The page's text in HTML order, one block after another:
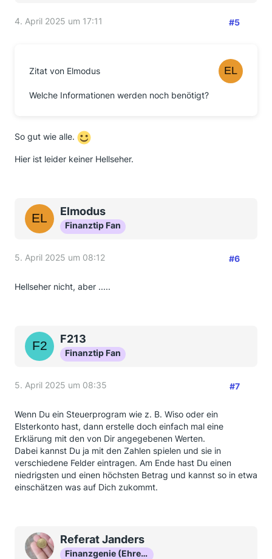
4. April 2025 um 17:11 #5
Zitat von Elmodus
Welche Informationen werden noch benötigt?
So gut wie alle.
Hier ist leider keiner Hellseher.
Elmodus
Finanztip Fan
5. April 2025 um 08:12 #6
Hellseher nicht, aber .....
F213
Finanztip Fan
5. April 2025 um 08:35 #7
Wenn Du ein Steuerprogram wie z. B. Wiso oder ein
Elsterkonto hast, dann erstelle doch einfach mal eine
Erklärung mit den von Dir angegebenen Werten.
Dabei kannst Du ja mit den Zahlen spielen und sie in
verschiedene Felder eintragen. Am Ende hast Du einen
niedrigsten und einen höchsten Betrag und kannst so in etwa
einschätzen was auf Dich zukommt.
Referat Janders
Finanzgenie (Ehrenmitglied)